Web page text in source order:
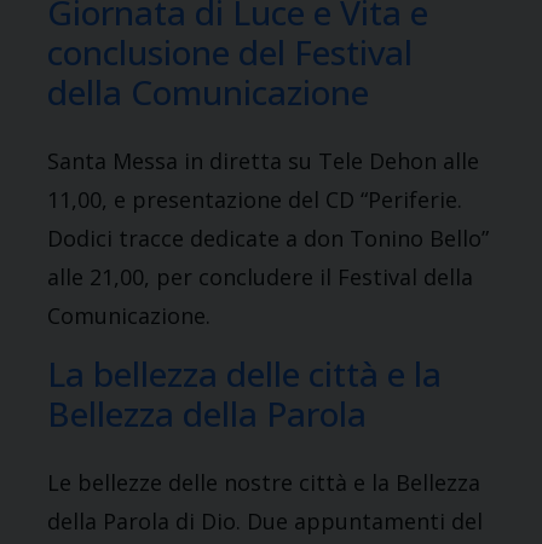
Giornata di Luce e Vita e
conclusione del Festival
della Comunicazione
Santa Messa in diretta su Tele Dehon alle
11,00, e presentazione del CD “Periferie.
Dodici tracce dedicate a don Tonino Bello”
alle 21,00, per concludere il Festival della
Comunicazione.
La bellezza delle città e la
Bellezza della Parola
Le bellezze delle nostre città e la Bellezza
della Parola di Dio. Due appuntamenti del